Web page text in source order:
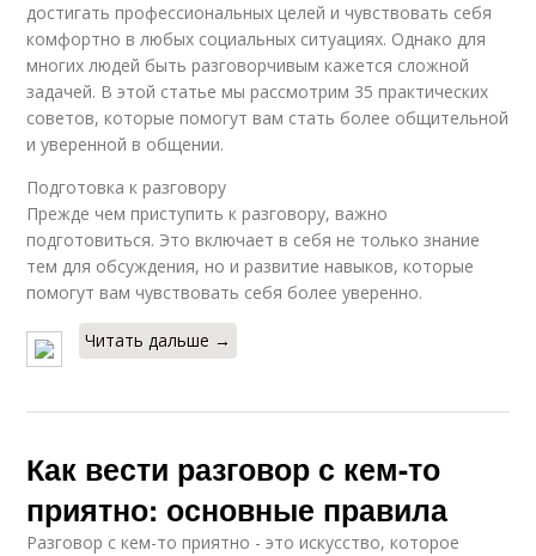
достигать профессиональных целей и чувствовать себя
комфортно в любых социальных ситуациях. Однако для
многих людей быть разговорчивым кажется сложной
задачей. В этой статье мы рассмотрим 35 практических
советов, которые помогут вам стать более общительной
и уверенной в общении.
Подготовка к разговору
Прежде чем приступить к разговору, важно
подготовиться. Это включает в себя не только знание
тем для обсуждения, но и развитие навыков, которые
помогут вам чувствовать себя более уверенно.
Читать дальше →
Как вести разговор с кем-то
приятно: основные правила
Разговор с кем-то приятно - это искусство, которое